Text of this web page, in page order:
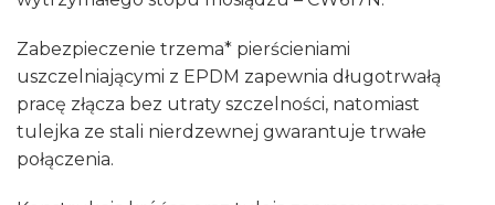
Zabezpieczenie trzema* pierścieniami
uszczelniającymi z EPDM zapewnia długotrwałą
pracę złącza bez utraty szczelności, natomiast
tulejka ze stali nierdzewnej gwarantuje trwałe
połączenia.